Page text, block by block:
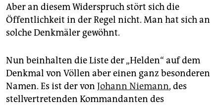
Aber an diesem Widerspruch stört sich die
Öffentlichkeit in der Regel nicht. Man hat sich an
solche Denkmäler gewöhnt.
Nun beinhalten die Liste der „Helden“ auf dem
Denkmal von Völlen aber einen ganz besonderen
Namen. Es ist der von Johann Niemann, des
stellvertretenden Kommandanten des